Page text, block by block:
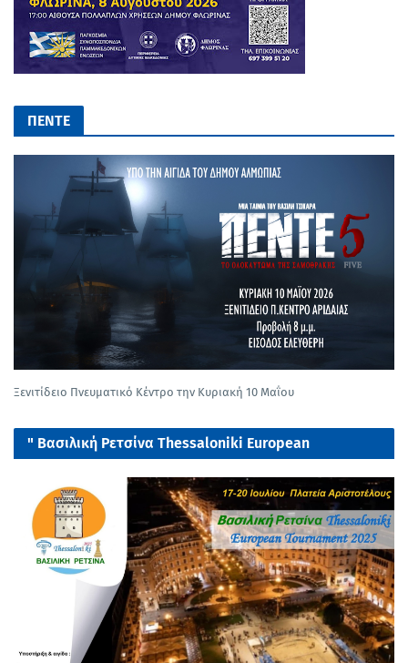
ΠΕΝΤΕ
Ξενιτίδειο Πνευματικό Κέντρο την Κυριακή 10 Μαΐου
" Βασιλική Ρετσίνα Thessaloniki European
tournament 2025"